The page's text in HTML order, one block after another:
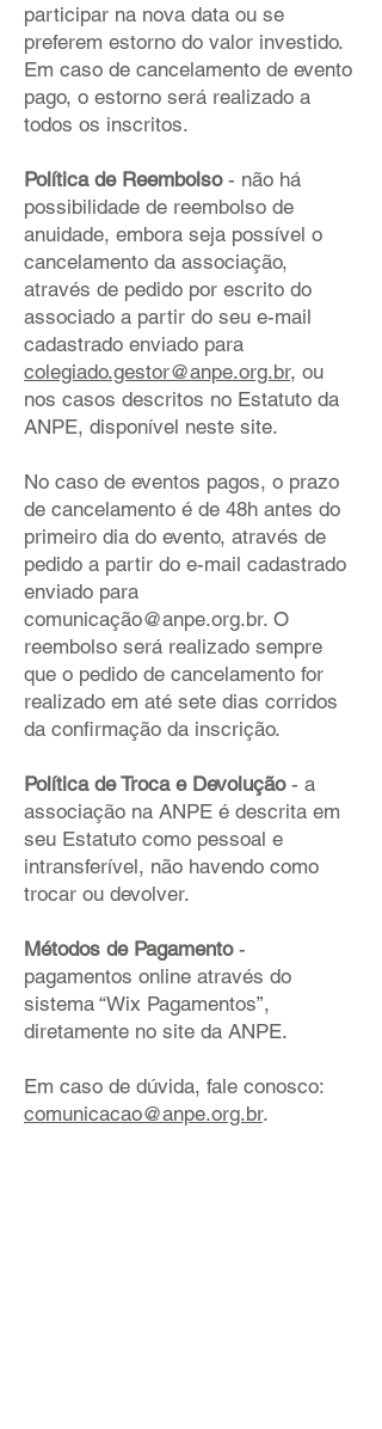
participar na nova data ou se
preferem estorno do valor investido.
Em caso de cancelamento de evento
pago, o estorno será realizado a
todos os inscritos.
Política de Reembolso - não há
possibilidade de reembolso de
anuidade, embora seja possível o
cancelamento da associação,
através de pedido por escrito do
associado a partir do seu e-mail
cadastrado enviado para
colegiado.gestor@anpe.org.br, ou
nos casos descritos no Estatuto da
ANPE, disponível neste site.
No caso de eventos pagos, o prazo
de cancelamento é de 48h antes do
primeiro dia do evento, através de
pedido a partir do e-mail cadastrado
enviado para
comunicação@anpe.org.br. O
reembolso será realizado sempre
que o pedido de cancelamento for
realizado em até sete dias corridos
da confirmação da inscrição.
Política de Troca e Devolução- a
associação na ANPE é descrita em
seu Estatuto como pessoal e
intransferível, não havendo como
trocar ou devolver.
Métodos de Pagamento-
pagamentos online através do
sistema “Wix Pagamentos”,
diretamente no site da ANPE.
Em caso de dúvida, fale conosco:
comunicacao@anpe.org.br.